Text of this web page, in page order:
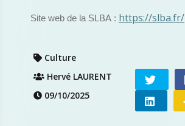
Site web de la SLBA : https://slba.fr/
Culture
Hervé LAURENT
09/10/2025